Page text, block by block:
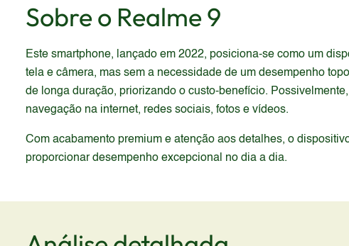
Sobre o Realme9
Este smartphone, lançado em 2022, posiciona-se como um
tela e câmera, mas sem a necessidade de um desempenho
de longa duração, priorizando o custo-benefício.
navegação na internet, redes sociais, fotos e vídeos.
Com acabamento premium e atenção aos detalhes, o
proporcionar desempenho excepcional no dia a dia.